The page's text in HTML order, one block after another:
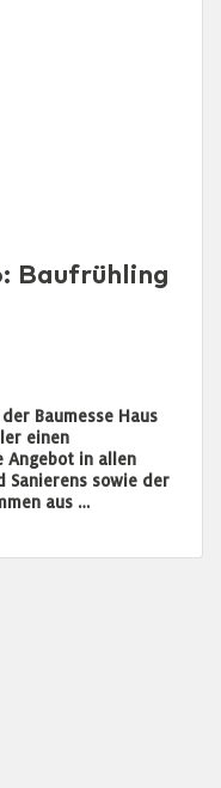
Baufrühling
Baumesse Haus
einen
Angebot in allen
Sanierens sowie der
aus …